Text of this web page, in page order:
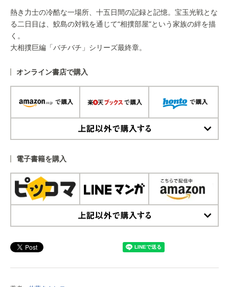
熱き力士の冷酷な一場所、十五日間の記録と記憶。宝玉光戦とな
る二日目は、鮫島の対戦を通じて“相撲部屋”という家族の絆を描
く。
大相撲巨編「バチバチ」シリーズ最終章。
オンライン書店で購入
電子書籍を購入